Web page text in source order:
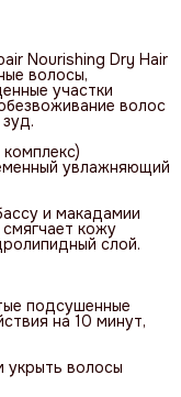
Nourishing Dry Hair
волосы,
участки
волос
увлажняющий
и макадамии
кожу
слой.
подсушенные
на 10 минут,
укрыть волосы